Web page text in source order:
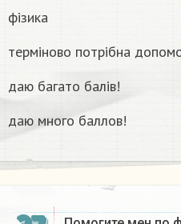
фізика
терміново потрібна
даю багато балів!
даю много баллов!